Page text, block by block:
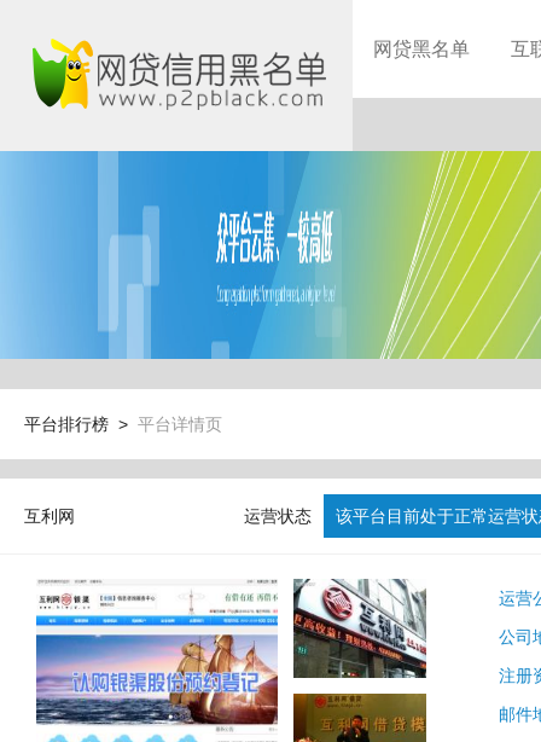
网贷黑名单 互
平台排行榜 > 平台详情页
互利网 运营状态 该平台目前处于正常运营
运营
公司
注册
邮件